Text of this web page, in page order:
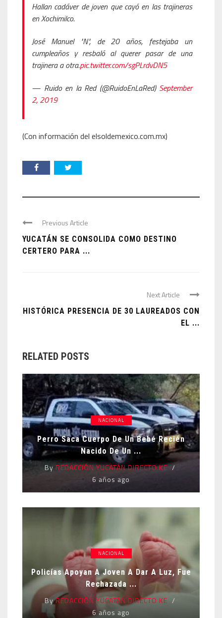
Hallan cadáver de joven que cayó en las trajineras
en Xochimilco.
José Manuel "N", de 20 años, festejaba un
cumpleaños y resbaló al querer pasar de una
trajinera a otra.pic.twitter.com/sgPLrdvDN5
— Ruido en la Red (@RuidoEnLaRed) September
2, 2019
(Con información del elsoldemexico.com.mx)
Previous Article
YUCATÁN SE CONSOLIDA COMO DESTINO
CERTERO PARA ...
Next Article
HISTÓRICA PRESENCIA DE 30 LAUREADOS CON
EL ...
RELATED POSTS
NACIONAL
Perro Saca Cuerpo De Un Bebé Recién
Nacido De Un ...
By REDACCIÓN YUCATÁN DIRECTO KE
6 años ago
NACIONAL
Policías Apoyan A Joven A Dar A Luz, Fue
Rechazada ...
ByREDACCIÓN YUCATÁN DIRECTO KE
6 años ago